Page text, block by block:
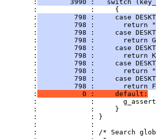
:
3990 :   switch
:             :     {
:
798 :     case
:
798 :       return
:
798 :     case
:
798 :       return
:
798 :     case
:
798 :       return
:
798 :     case
:
798 :       return
:
798 :     case
:
798 :       return
:
           0 :     default:
:             :
:             :     }
:             : }
:             :
:             : /* Search